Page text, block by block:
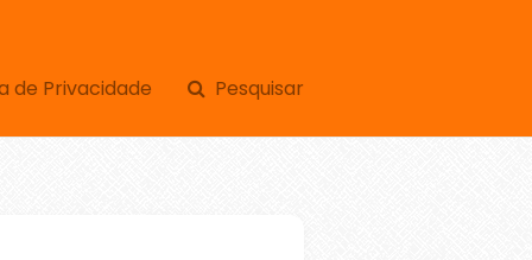
de Privacidade Pesquisar